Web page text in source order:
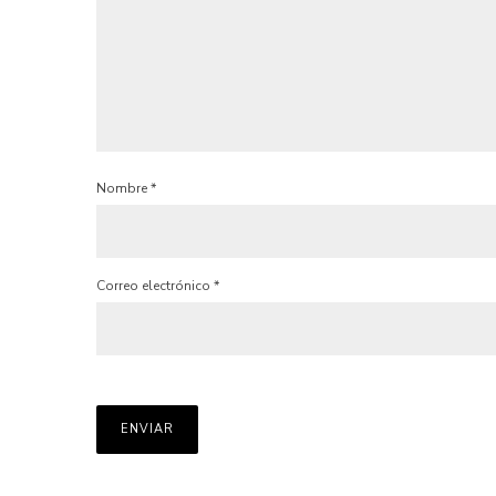
Nombre*
Correo electrónico *